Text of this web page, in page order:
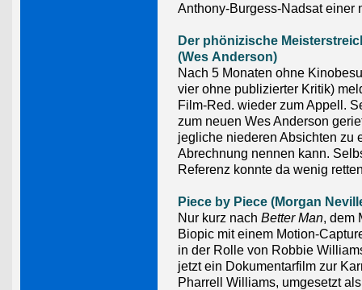
Anthony-Burgess-Nadsat einer
Der phönizische
(Wes Anderson)
Nach 5 Monaten ohne
vier ohne publizierter Kritik)
Film-Red. wieder zum Appell.
zum neuen Wes Anderson
jegliche niederen Absichten zu
Abrechnung nennen kann.
Referenz konnte da wenig
Piece by Piece (Morgan
Nur kurz nach Better Man, dem
Biopic mit einem Motion-
in der Rolle von Robbie
jetzt ein Dokumentarfilm zur
Pharrell Williams, umgesetzt